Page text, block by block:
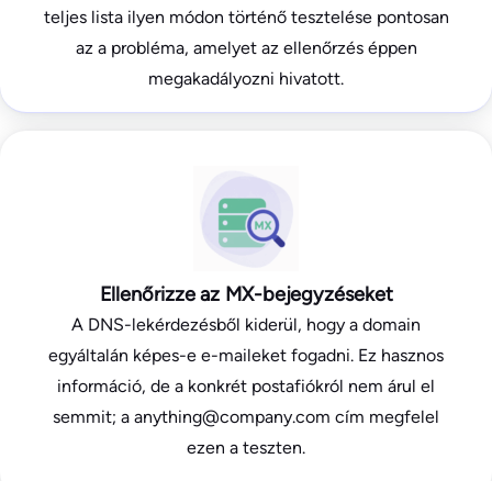
teljes lista ilyen módon történő tesztelése pontosan
az a probléma, amelyet az ellenőrzés éppen
megakadályozni hivatott.
Ellenőrizze az MX-bejegyzéseket
A DNS-lekérdezésből kiderül, hogy a domain
egyáltalán képes-e e-maileket fogadni. Ez hasznos
információ, de a konkrét postafiókról nem árul el
semmit; a anything@company.com cím megfelel
ezen a teszten.